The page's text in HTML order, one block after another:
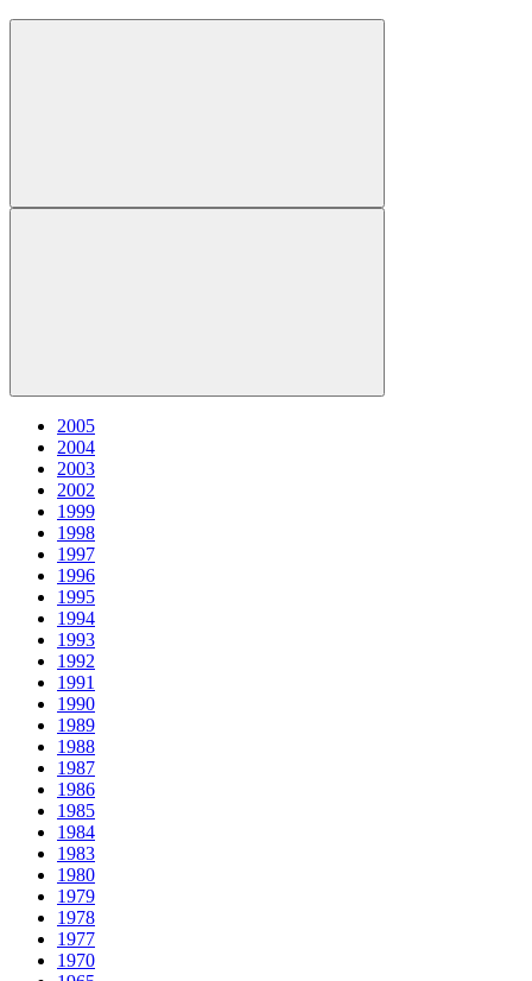
2005
2004
2003
2002
1999
1998
1997
1996
1995
1994
1993
1992
1991
1990
1989
1988
1987
1986
1985
1984
1983
1980
1979
1978
1977
1970